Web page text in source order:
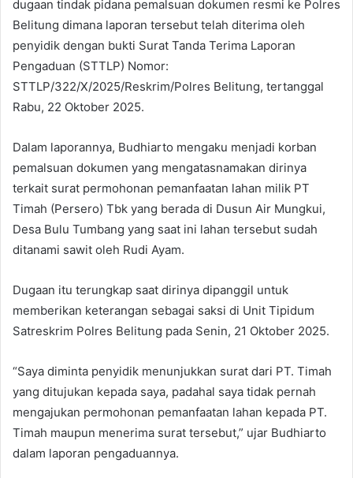
dugaan tindak pidana pemalsuan dokumen resmi ke Polres
Belitung dimana laporan tersebut telah diterima oleh
penyidik dengan bukti Surat Tanda Terima Laporan
Pengaduan (STTLP) Nomor:
STTLP/322/X/2025/Reskrim/Polres Belitung, tertanggal
Rabu, 22 Oktober 2025.
Dalam laporannya, Budhiarto mengaku menjadi korban
pemalsuan dokumen yang mengatasnamakan dirinya
terkait surat permohonan pemanfaatan lahan milik PT
Timah (Persero) Tbk yang berada di Dusun Air Mungkui,
Desa Bulu Tumbang yang saat ini lahan tersebut sudah
ditanami sawit oleh Rudi Ayam.
Dugaan itu terungkap saat dirinya dipanggil untuk
memberikan keterangan sebagai saksi di Unit Tipidum
Satreskrim Polres Belitung pada Senin, 21 Oktober 2025.
“Saya diminta penyidik menunjukkan surat dari PT. Timah
yang ditujukan kepada saya, padahal saya tidak pernah
mengajukan permohonan pemanfaatan lahan kepada PT.
Timah maupun menerima surat tersebut,” ujar Budhiarto
dalam laporan pengaduannya.